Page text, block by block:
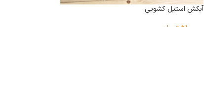
آبکش استیل کشویی
510,000 تومان